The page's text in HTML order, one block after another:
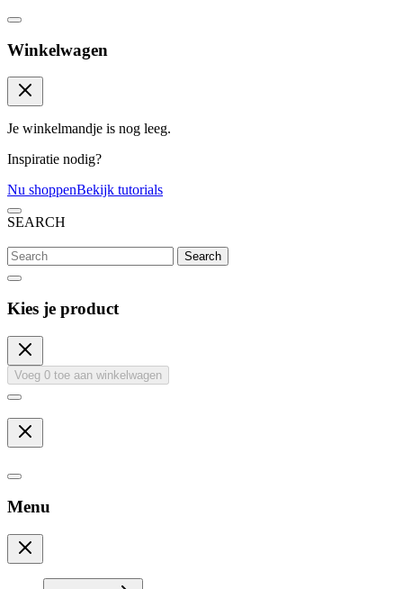
Winkelwagen
Je winkelmandje is nog leeg.
Inspiratie nodig?
Nu shoppenBekijk tutorials
SEARCH
Search
Kies je product
Voeg 0 toe aan winkelwagen
Menu